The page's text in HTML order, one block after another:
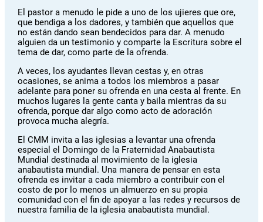
El pastor a menudo le pide a uno de los ujieres que ore,
que bendiga a los dadores, y también que aquellos que
no están dando sean bendecidos para dar. A menudo
alguien da un testimonio y comparte la Escritura sobre el
tema de dar, como parte de la ofrenda.
A veces, los ayudantes llevan cestas y, en otras
ocasiones, se anima a todos los miembros a pasar
adelante para poner su ofrenda en una cesta al frente. En
muchos lugares la gente canta y baila mientras da su
ofrenda, porque dar algo como acto de adoración
provoca mucha alegría.
El CMM invita a las iglesias a levantar una ofrenda
especial el Domingo de la Fraternidad Anabautista
Mundial destinada al movimiento de la iglesia
anabautista mundial. Una manera de pensar en esta
ofrenda es invitar a cada miembro a contribuir con el
costo de por lo menos un almuerzo en su propia
comunidad con el fin de apoyar a las redes y recursos de
nuestra familia de la iglesia anabautista mundial.